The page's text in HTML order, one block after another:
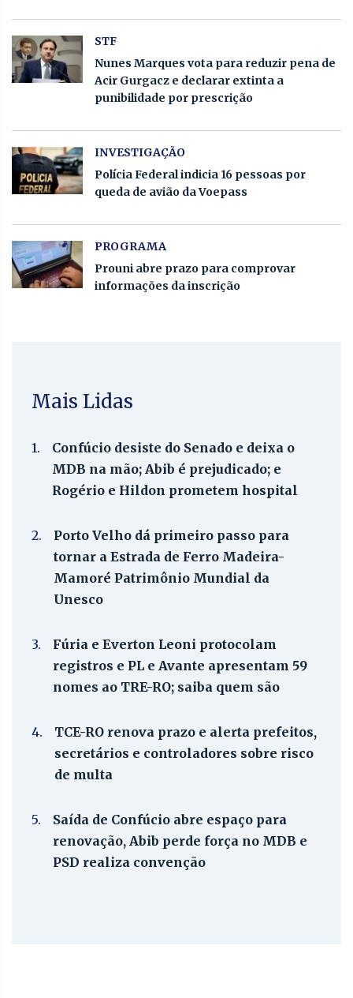
STF
Nunes Marques vota para reduzir pena de
Acir Gurgacz e declarar extinta a
punibilidade por prescrição
INVESTIGAÇÃO
Polícia Federal indicia 16 pessoas por
queda de avião da Voepass
PROGRAMA
Prouni abre prazo para comprovar
informações da inscrição
Mais Lidas
1.
Confúcio desiste do Senado e deixa o
MDB na mão; Abib é prejudicado; e
Rogério e Hildon prometem hospital
2.
Porto Velho dá primeiro passo para
tornar a Estrada de Ferro Madeira-
Mamoré Patrimônio Mundial da
Unesco
3.
Fúria e Everton Leoni protocolam
registros e PL e Avante apresentam 59
nomes ao TRE-RO; saiba quem são
4.
TCE-RO renova prazo e alerta prefeitos,
secretários e controladores sobre risco
de multa
5.
Saída de Confúcio abre espaço para
renovação, Abib perde força no MDB e
PSD realiza convenção